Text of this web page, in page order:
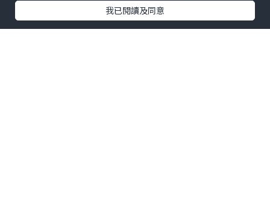
我已閱讀及同意